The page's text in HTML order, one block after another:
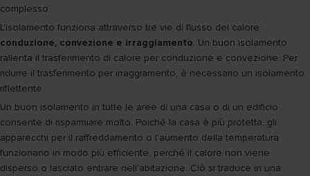
complesso.
L'isolamento funziona attraverso tre vie di flusso del calore:
conduzione, convezione e irraggiamento. Un buon isolamento
rallenta il trasferimento di calore per conduzione e convezione. Per
ridurre il trasferimento per irraggiamento, è necessario un isolamento
riflettente.
Un buon isolamento in tutte le aree di una casa o di un edificio
consente di risparmiare molto. Poiché la casa è più protetta, gli
apparecchi per il raffreddamento o l'aumento della temperatura
funzionano in modo più efficiente, perché il calore non viene
disperso o lasciato entrare nell'abitazione. Ciò si traduce in una